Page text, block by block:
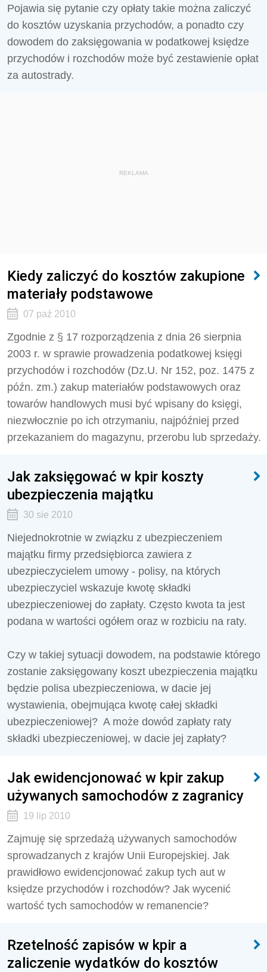
Pojawia się pytanie czy opłaty takie można zaliczyć
do kosztów uzyskania przychodów, a ponadto czy
dowodem do zaksięgowania w podatkowej księdze
przychodów i rozchodów może być zestawienie opłat
za autostrady.
REKLAMA
Kiedy zaliczyć do kosztów zakupione
materiały podstawowe
07 paź 2010
Zgodnie z § 17 rozporządzenia z dnia 26 sierpnia
2003 r. w sprawie prowadzenia podatkowej księgi
przychodów i rozchodów (Dz.U. Nr 152, poz. 1475 z
późn. zm.) zakup materiałów podstawowych oraz
towarów handlowych musi być wpisany do księgi,
niezwłocznie po ich otrzymaniu, najpóźniej przed
przekazaniem do magazynu, przerobu lub sprzedaży.
Jak zaksięgować w kpir koszty
ubezpieczenia majątku
30 sie 2010
Niejednokrotnie w związku z ubezpieczeniem
majątku firmy przedsiębiorca zawiera z
ubezpieczycielem umowy - polisy, na których
ubezpieczyciel wskazuje kwotę składki
ubezpieczeniowej do zapłaty. Często kwota ta jest
podana w wartości ogółem oraz w rozbiciu na raty.
Czy w takiej sytuacji dowodem, na podstawie którego
zostanie zaksięgowany koszt ubezpieczenia majątku
będzie polisa ubezpieczeniowa, w dacie jej
wystawienia, obejmująca kwotę całej składki
ubezpieczeniowej? A może dowód zapłaty raty
składki ubezpieczeniowej, w dacie jej zapłaty?
Jak ewidencjonować w kpir zakup
używanych samochodów z zagranicy
19 lip 2010
Zajmuję się sprzedażą używanych samochodów
sprowadzanych z krajów Unii Europejskiej. Jak
prawidłowo ewidencjonować zakup tych aut w
księdze przychodów i rozchodów? Jak wycenić
wartość tych samochodów w remanencie?
Rzetelność zapisów w kpir a
zaliczenie wydatków do kosztów